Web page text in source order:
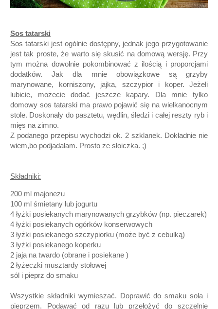
Sos tatarski
Sos tatarski jest ogólnie dostępny, jednak jego przygotowanie
jest tak proste, że warto się skusić na domową wersję. Przy
tym można dowolnie pokombinować z ilością i proporcjami
dodatków. Jak dla mnie obowiązkowe są grzyby
marynowane, korniszony, jajka, szczypior i koper. Jeżeli
lubicie, możecie dodać jeszcze kapary. Dla mnie tylko
domowy sos tatarski ma prawo pojawić się na wielkanocnym
stole. Doskonały do pasztetu, wędlin, śledzi i całej reszty ryb i
mięs na zimno.
Z podanego przepisu wychodzi ok. 2 szklanek. Dokładnie nie
wiem,bo podjadałam. Prosto ze słoiczka. ;)
Składniki:
200 ml majonezu
100 ml śmietany lub jogurtu
4 łyżki posiekanych marynowanych grzybków (np. pieczarek)
4 łyżki posiekanych ogórków konserwowych
3 łyżki posiekanego szczypiorku (może być z cebulką)
3 łyżki posiekanego koperku
2 jaja na twardo (obrane i posiekane )
2 łyżeczki musztardy stołowej
sól i pieprz do smaku
Wszystkie składniki wymieszać. Doprawić do smaku sola i
pieprzem. Podawać od razu lub przełożyć do szczelnie